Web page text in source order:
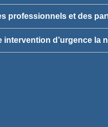
professionnels et des
intervention d’urgence la